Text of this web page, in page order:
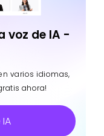
voz de IA -
varios idiomas,
ahora!